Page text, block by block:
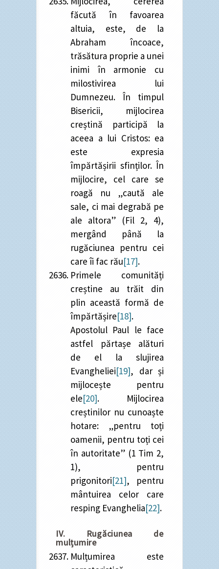
făcută în favoarea
altuia, este, de la
Abraham încoace,
trăsătura proprie a unei
inimi în armonie cu
milostivirea lui
Dumnezeu. În timpul
Bisericii, mijlocirea
creștină participă la
aceea a lui Cristos: ea
este expresia
împărtășirii sfinților. În
mijlocire, cel care se
roagă nu „caută ale
sale, ci mai degrabă pe
ale altora” (Fil 2, 4),
mergând până la
rugăciunea pentru cei
care îi fac rău[17].
Primele comunități
creștine au trăit din
plin această formă de
împărtășire[18].
Apostolul Paul le face
astfel părtașe alături
de el la slujirea
Evangheliei[19], dar și
mijlocește pentru
ele[20]. Mijlocirea
creștinilor nu cunoaște
hotare: „pentru toți
oamenii, pentru toți cei
în autoritate” (1 Tim 2,
1), pentru
prigonitori[21], pentru
mântuirea celor care
resping Evanghelia[22].
IV. Rugăciunea de
mulțumire
Mulțumirea este